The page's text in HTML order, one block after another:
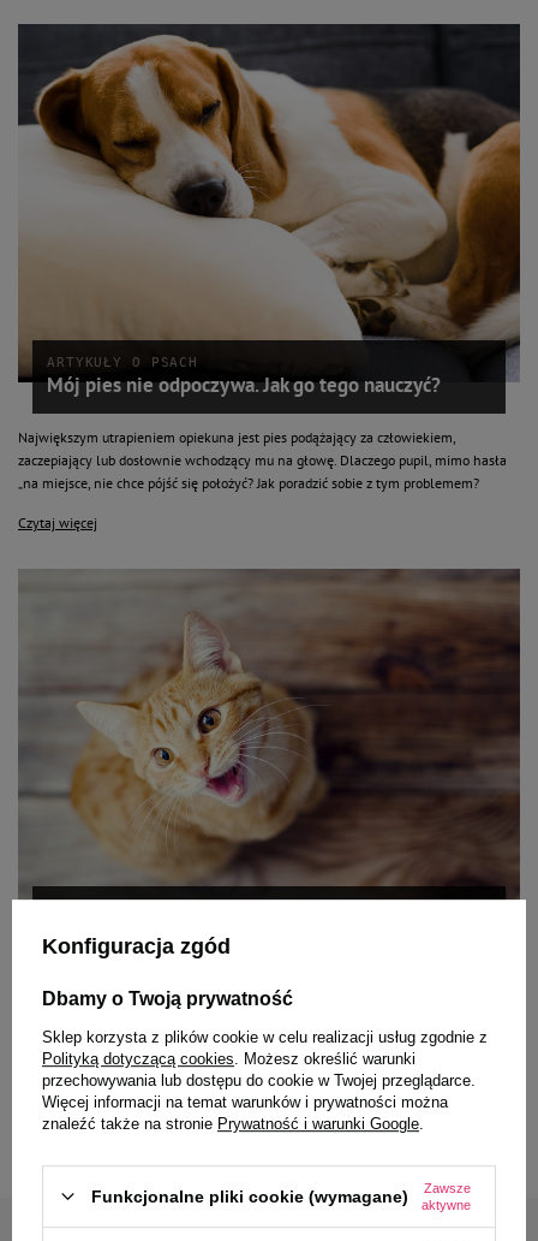
ARTYKUŁY O PSACH
Mój pies nie odpoczywa. Jak go tego nauczyć?
Największym utrapieniem opiekuna jest pies podążający za człowiekiem,
zaczepiający lub dosłownie wchodzący mu na głowę. Dlaczego pupil, mimo hasła
„na miejsce, nie chce pójść się położyć? Jak poradzić sobie z tym problemem?
Czytaj więcej
Co mówi do Ciebie twój kot?
poradników i książek. Pomimo tego wiele osób nadal ma problemy z prawidłowym
odczytywaniem sygnałów wysyłanych przez zwierzaki, jak i o właściwym
odpowiadaniu na nie.
Czytaj więcej
Konfiguracja zgód
Dbamy o Twoją prywatność
Sklep korzysta z plików cookie w celu realizacji usług zgodnie z
Polityką dotyczącą cookies . Możesz określić warunki
przechowywania lub dostępu do cookie w Twojej przeglądarce.
Więcej informacji na temat warunków i prywatności można
znaleźć także na stronie Prywatność i warunki Google
Funkcjonalne pliki cookie (wymagane)
Zawsze
aktywne